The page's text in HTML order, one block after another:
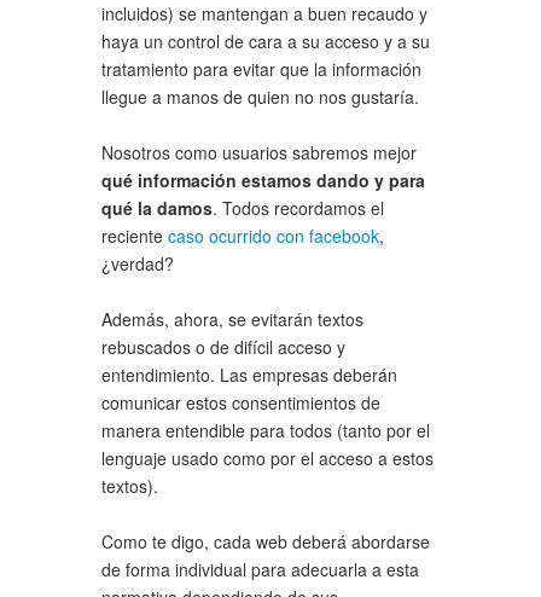
incluidos) se mantengan a buen recaudo y
haya un control de cara a su acceso y a su
tratamiento para evitar que la información
llegue a manos de quien no nos gustaría.
Nosotros como usuarios sabremos mejor
qué información estamos dando y para
qué la damos. Todos recordamos el
reciente caso ocurrido con facebook,
¿verdad?
Además, ahora, se evitarán textos
rebuscados o de difícil acceso y
entendimiento. Las empresas deberán
comunicar estos consentimientos de
manera entendible para todos (tanto por el
lenguaje usado como por el acceso a estos
textos).
Como te digo, cada web deberá abordarse
de forma individual para adecuarla a esta